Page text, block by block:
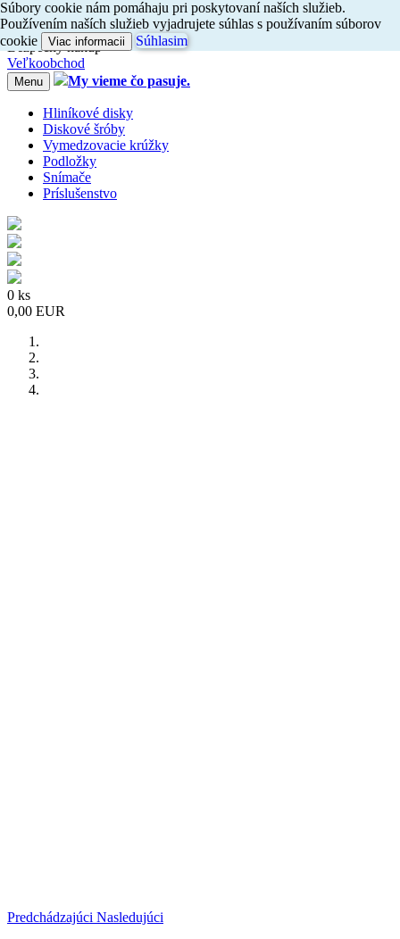
Dovoz do 24h
Radivámporadíme, zavolajtenám 047/4397722
Bezpečný nákup
Veľkoobchod
Menu My vieme čo pasuje.
Hliníkové disky
Diskové šróby
Vymedzovacie krúžky
Podložky
Snímače
Príslušenstvo
0 ks
0,00 EUR
Predchádzajúci Nasledujúci
Súbory cookie nám pomáhaju pri poskytovaní naších služieb.
Používením naších služieb vyjadrujete súhlas s používaním súborov
cookie
Viac informacii Súhlasim